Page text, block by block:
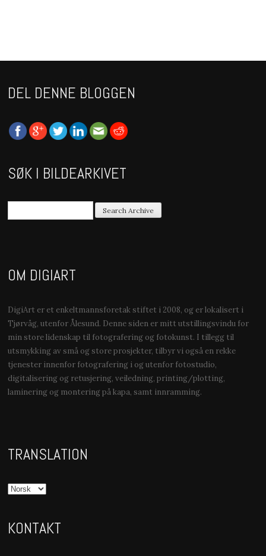
DEL DENNE BLOGGEN
SØK I BILDEARKIVET
OM DIGIART
DigiArt er et enkeltmannsforetak stiftet i 2008, og er lokalisert i
Tjørvåg, utenfor Ålesund. Denne siden er mitt utstillingsvindu for
min store lidenskap til fotografering og fotokunst. I tillegg til
utsmykking av små og store prosjekter, tilbyr vi også en rekke
tjenester innenfor fotografering i og utenfor fotostudio,
digitalisering og retusjering, veiledning, printing/plotting,
laminering og montering på kapa, samt innramming.
TRANSLATION
KONTAKT